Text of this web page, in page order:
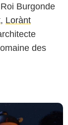
Burgonde
, Lorànt
des